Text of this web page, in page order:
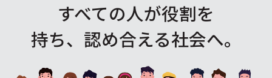
すべての人が役割を
持ち、認め合える社会へ。